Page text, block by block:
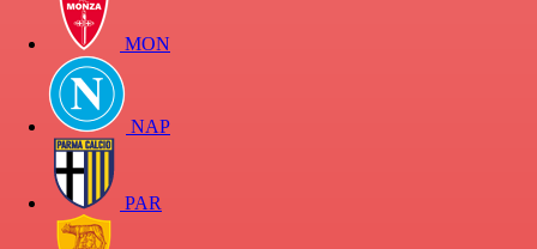
MON
NAP
PAR